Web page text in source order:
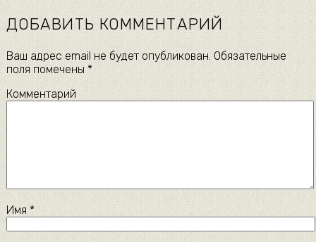
ДОБАВИТЬ КОММЕНТАРИЙ
Ваш адрес email не будет опубликован.Обязательные
поля помечены *
Комментарий
Имя *